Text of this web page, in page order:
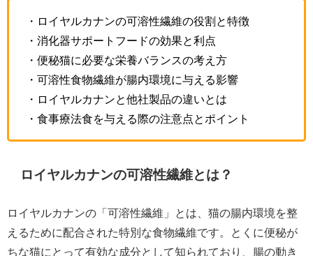
・ロイヤルカナンの可溶性繊維の役割と特徴
・消化器サポートフードの効果と利点
・便秘猫に必要な栄養バランスの考え方
・可溶性食物繊維が腸内環境に与える影響
・ロイヤルカナンと他社製品の違いとは
・食事療法食を与える際の注意点とポイント
ロイヤルカナンの可溶性繊維とは？
ロイヤルカナンの「可溶性繊維」とは、猫の腸内環境を整
えるために配合された特別な食物繊維です。とくに便秘が
ちな猫にとって有効な成分として知られており、腸の動き